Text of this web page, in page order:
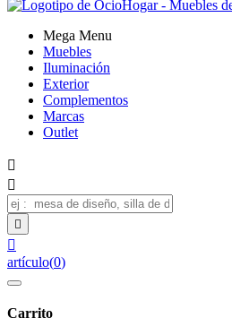
Mega Menu
Muebles
Iluminación
Exterior
Complementos
Marcas
Outlet




artículo(0)
Carrito